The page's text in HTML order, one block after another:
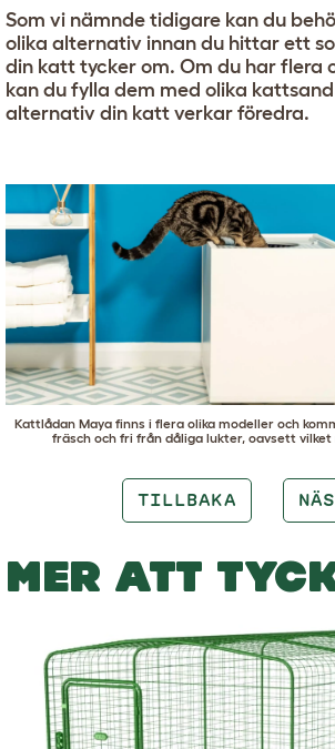
Som vi nämnde tidigare kan du
olika alternativ innan du hittar ett
din katt tycker om. Om du har flera
kan du fylla dem med olika
alternativ din katt verkar föredra.
Kattlådan Maya finns i flera olika modeller och
fräsch och fri från dåliga lukter, oavsett
TILLBAKA
MER ATT